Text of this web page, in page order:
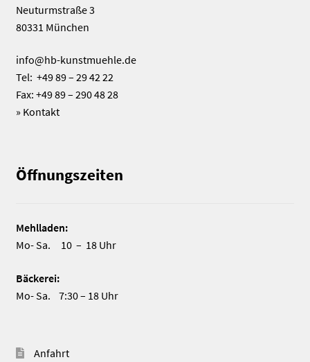
Neuturmstraße 3
80331 München
info@hb-kunstmuehle.de
Tel: +49 89 – 29 42 22
Fax: +49 89 – 290 48 28
» Kontakt
Öffnungszeiten
Mehlladen:
Mo- Sa. 10 – 18 Uhr
Bäckerei:
Mo- Sa. 7:30 – 18 Uhr
Anfahrt